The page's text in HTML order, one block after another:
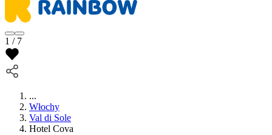
1 / 7
...
Włochy
Val di Sole
Hotel Cova